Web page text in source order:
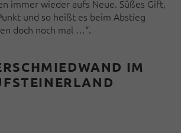
immer wieder aufs Neue. Süßes Gift,
und so heißt es beim Abstieg
doch noch mal …“.
IM